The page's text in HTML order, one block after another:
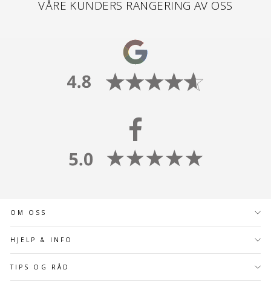
VÅRE KUNDERS RANGERING AV OSS
OM OSS
HJELP & INFO
TIPS OG RÅD